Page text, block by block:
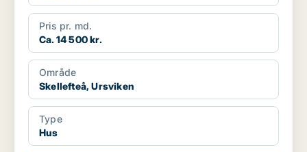
Pris pr. md.
Ca. 14 500 kr.
Område
Skellefteå, Ursviken
Type
Hus